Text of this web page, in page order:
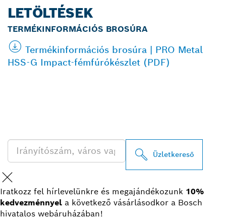
LETÖLTÉSEK
TERMÉKINFORMÁCIÓS BROSÚRA
Termékinformációs brosúra | PRO Metal
HSS-G Impact-fémfúrókészlet (PDF)
Üzletkereső
Iratkozz fel hírlevelünkre és megajándékozunk 10%
kedvezménnyel a következő vásárlásodkor a Bosch
hivatalos webáruházában!